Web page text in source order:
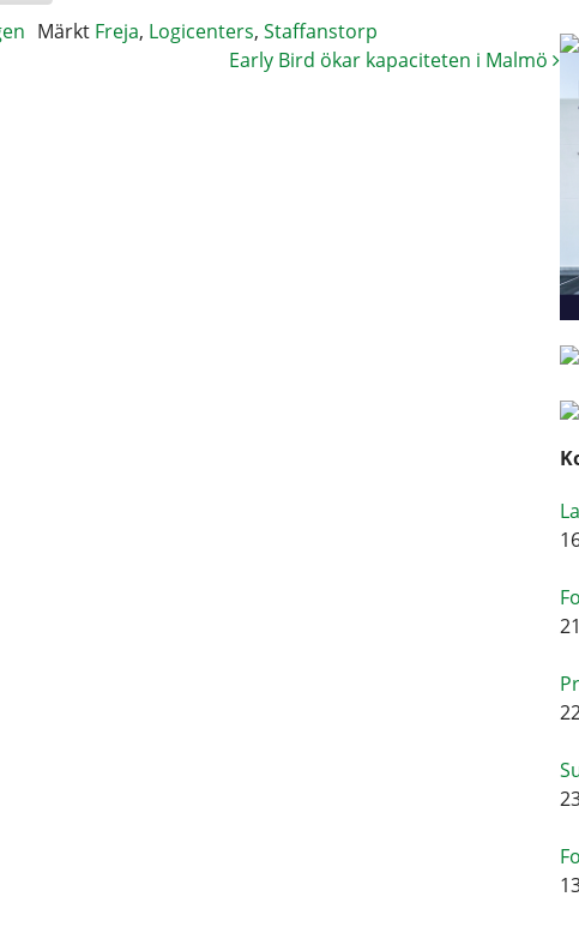
Märkt Freja, Logicenters, Staffanstorp
Early Bird ökar kapaciteten i Malmö